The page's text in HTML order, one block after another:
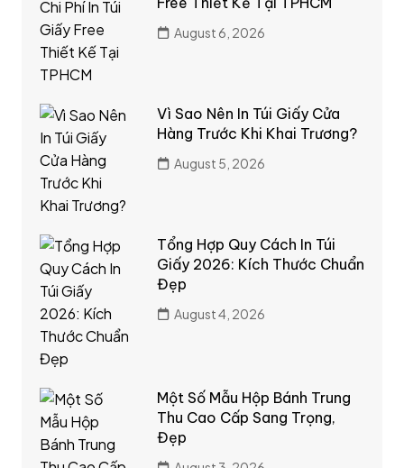
August 6, 2026
Vì Sao Nên In Túi Giấy Cửa
Hàng Trước Khi Khai Trương?
August 5, 2026
Tổng Hợp Quy Cách In Túi
Giấy 2026: Kích Thước Chuẩn
Đẹp
August 4, 2026
Một Số Mẫu Hộp Bánh Trung
Thu Cao Cấp Sang Trọng,
Đẹp